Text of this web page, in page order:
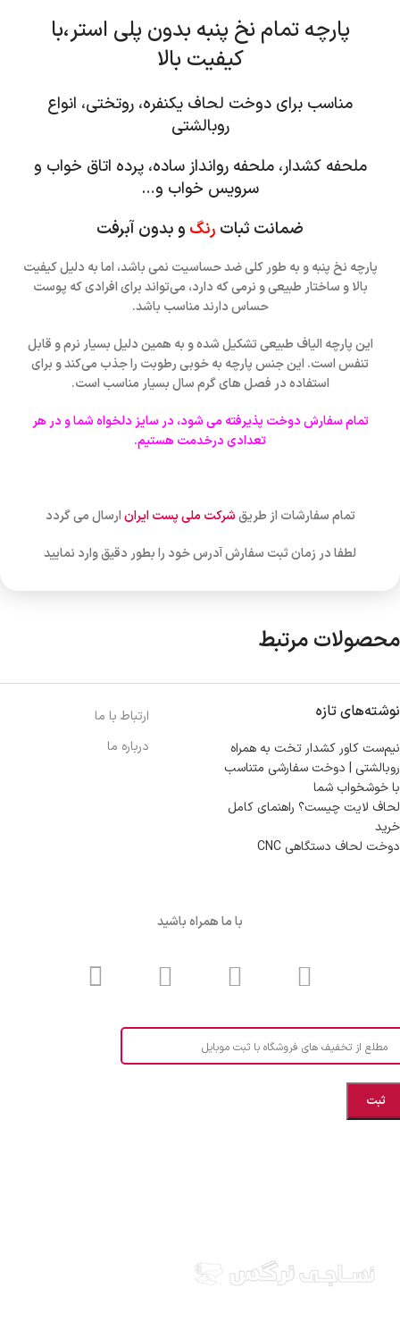
پارچه تمام نخ پنبه بدون پلی استر،با
کیفیت بالا
مناسب برای دوخت لحاف یکنفره، روتختی، انواع
روبالشتی
ملحفه کشدار، ملحفه روانداز ساده، پرده اتاق خواب و
سرویس خواب و…
ضمانت ثبات رنگ و بدون آبرفت
پارچه نخ پنبه و به طور کلی ضد حساسیت نمی باشد، اما به دلیل کیفیت
بالا و ساختار طبیعی و نرمی که دارد، می‌تواند برای افرادی که پوست
حساس دارند مناسب باشد.
این پارچه الیاف طبیعی تشکیل شده و به همین دلیل بسیار نرم و قابل
تنفس است. این جنس پارچه به خوبی رطوبت را جذب می‌کند و برای
استفاده در فصل های گرم سال بسیار مناسب است.
تمام سفارش دوخت پذیرفته می شود، در سایز دلخواه شما و در هر
تعدادی درخدمت هستیم.
تمام سفارشات از طریقشرکت ملی پست ایرانارسال می گردد
لطفا در زمان ثبت سفارش آدرس خود را بطور دقیق وارد نمایید
محصولات مرتبط
نوشته‌های تازه
نیم‌ست کاور کشدار تخت به همراه
روبالشتی | دوخت سفارشی متناسب
با خوشخواب شما
لحاف لایت چیست؟ راهنمای کامل
خرید
دوخت لحاف دستگاهی CNC
ارتباط با ما
درباره ما
با ما همراه باشید
مطلع از تخفیف های فروشگاه با ثبت موبایل